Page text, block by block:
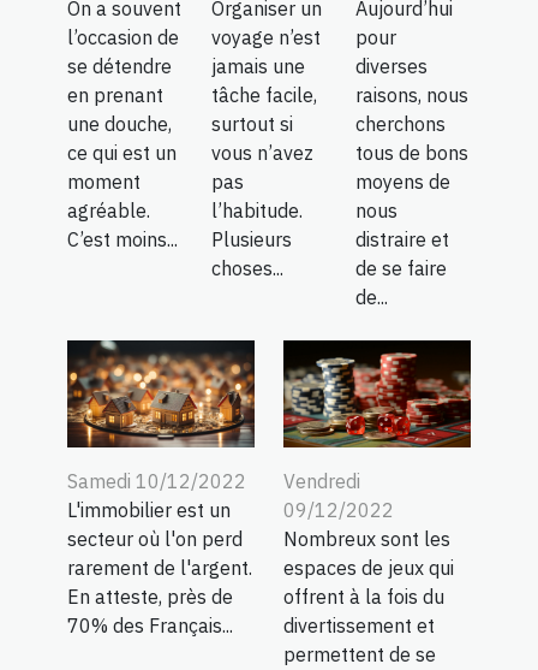
On a souvent
l’occasion de
se détendre
en prenant
une douche,
ce qui est un
moment
agréable.
C’est moins...
Organiser un
voyage n’est
jamais une
tâche facile,
surtout si
vous n’avez
pas
l’habitude.
Plusieurs
choses...
Aujourd’hui
pour
diverses
raisons, nous
cherchons
tous de bons
moyens de
nous
distraire et
de se faire
de...
Samedi 10/12/2022
L'immobilier est un
secteur où l'on perd
rarement de l'argent.
En atteste, près de
70% des Français...
Vendredi
09/12/2022
Nombreux sont les
espaces de jeux qui
offrent à la fois du
divertissement et
permettent de se